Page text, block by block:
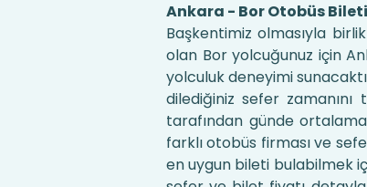
Ankara - Bor Otobüs Bileti
Başkentimiz olmasıyla
olan Bor yolcuğunuz için
yolculuk deneyimi
dilediğiniz sefer
tarafından günde
farklı otobüs firması ve
en uygun bileti bulabilmek